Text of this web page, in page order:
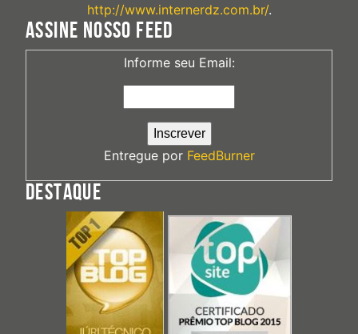
http://www.internerdz.com.br/.
ASSINE NOSSO FEED
Informe seu Email:
Entregue por FeedBurner
DESTAQUE